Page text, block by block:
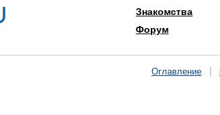
Знакомства
Форум
Оглавление